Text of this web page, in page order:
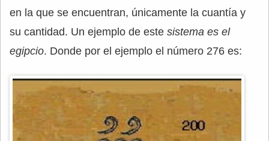
en la que se encuentran, únicamente la cuantía y
su cantidad. Un ejemplo de este sistema es el
egipcio. Donde por el ejemplo el número 276 es: